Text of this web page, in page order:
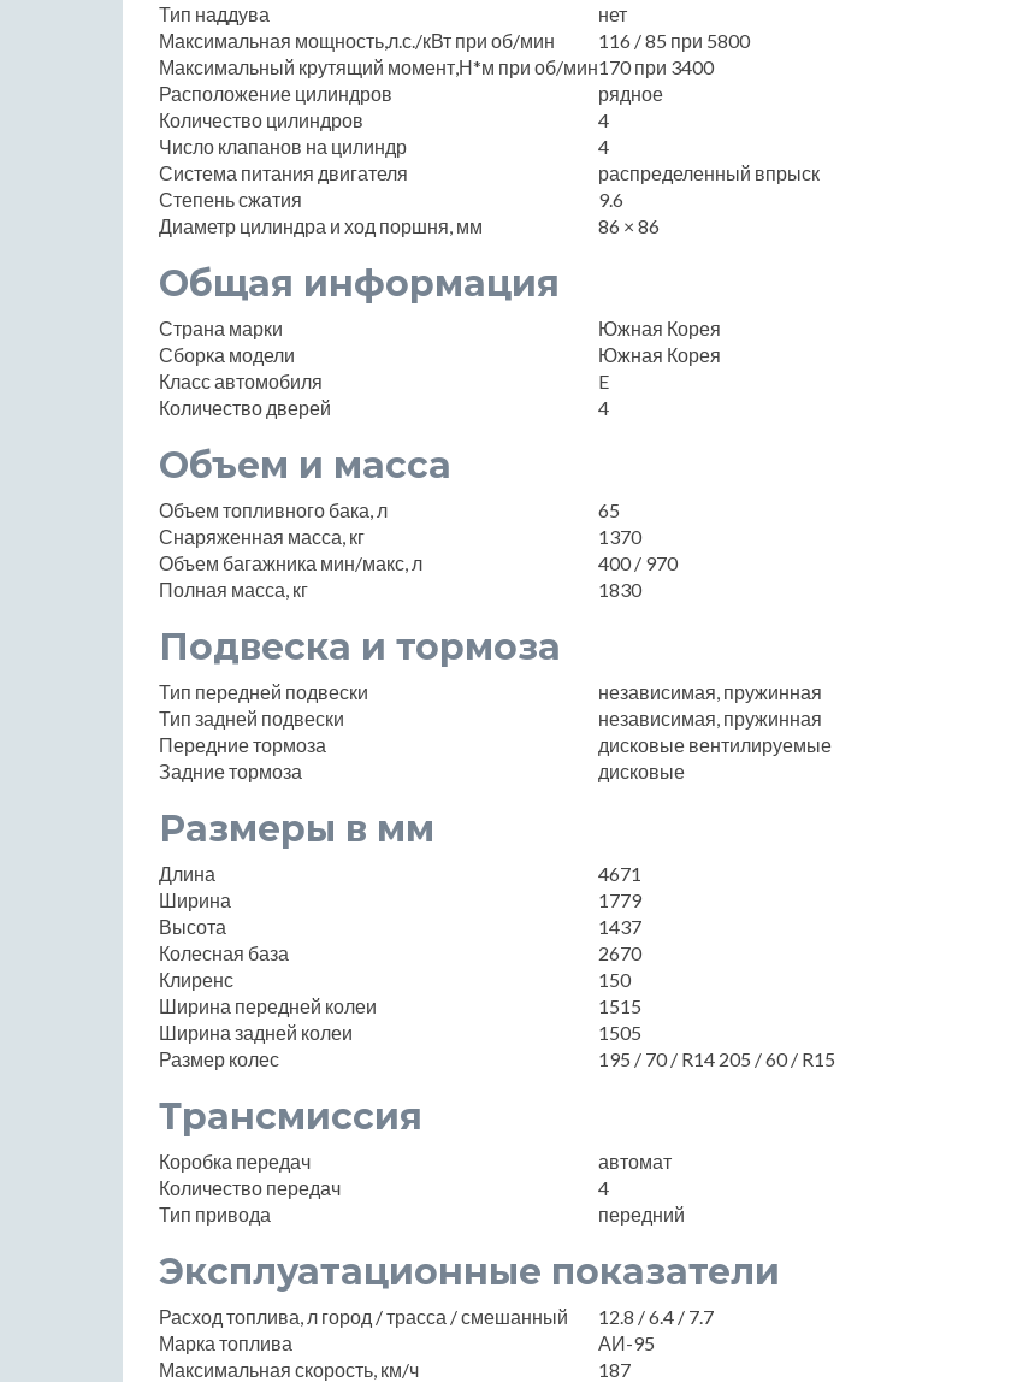
Тип наддува
нет
Максимальная мощность,л.с./кВт при об/мин
116 / 85 при 5800
Максимальный крутящий момент,Н*м при об/мин170 при 3400
Расположение цилиндров
рядное
Количество цилиндров
4
Число клапанов на цилиндр
4
Система питания двигателя
распределенный впрыск
Степень сжатия
9.6
Диаметр цилиндра и ход поршня, мм
86 × 86
Общая информация
Страна марки
Южная Корея
Сборка модели
Южная Корея
Класс автомобиля
E
Количество дверей
4
Объем и масса
Объем топливного бака, л
65
Снаряженная масса, кг
1370
Объем багажника мин/макс, л
400 / 970
Полная масса, кг
1830
Подвеска и тормоза
Тип передней подвески
независимая, пружинная
Тип задней подвески
независимая, пружинная
Передние тормоза
дисковые вентилируемые
Задние тормоза
дисковые
Размеры в мм
Длина
4671
Ширина
1779
Высота
1437
Колесная база
2670
Клиренс
150
Ширина передней колеи
1515
Ширина задней колеи
1505
Размер колес
195 / 70 / R14 205 / 60 / R15
Трансмиссия
Коробка передач
автомат
Количество передач
4
Тип привода
передний
Эксплуатационные показатели
Расход топлива, л город / трасса / смешанный
12.8 / 6.4 / 7.7
Марка топлива
АИ-95
Максимальная скорость, км/ч
187